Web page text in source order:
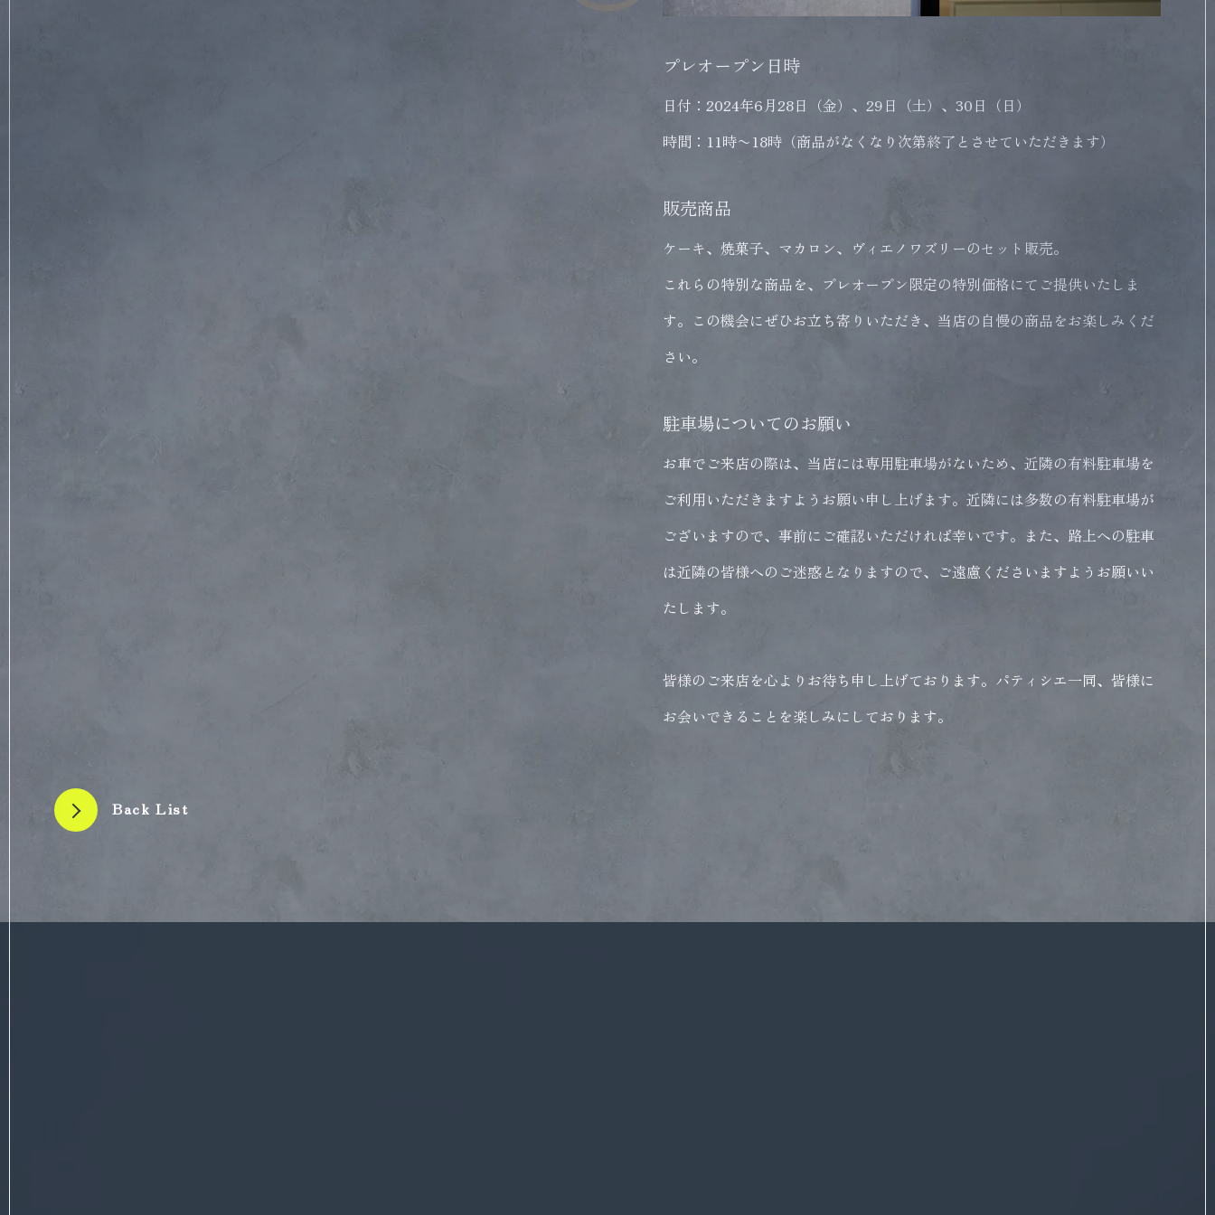
プレオープン日時
日付：2024年6月28日（金）、29日（土）、30日（日）
時間：11時〜18時（商品がなくなり次第終了とさせていただきます）
販売商品
ケーキ、焼菓子、マカロン、ヴィエノワズリーのセット販売。
これらの特別な商品を、プレオープン限定の特別価格にてご提供いたしま
す。この機会にぜひお立ち寄りいただき、当店の自慢の商品をお楽しみくだ
さい。
駐車場についてのお願い
お車でご来店の際は、当店には専用駐車場がないため、近隣の有料駐車場を
ご利用いただきますようお願い申し上げます。近隣には多数の有料駐車場が
ございますので、事前にご確認いただければ幸いです。また、路上への駐車
は近隣の皆様へのご迷惑となりますので、ご遠慮くださいますようお願いい
たします。
皆様のご来店を心よりお待ち申し上げております。パティシエ一同、皆様に
お会いできることを楽しみにしております。
Back List